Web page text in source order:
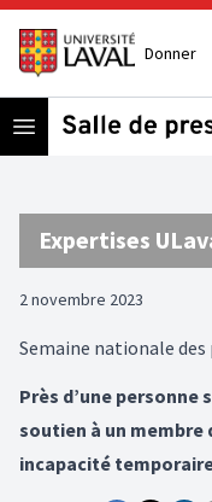
Donner
Open menu
Expertises
2 novembre 2023
Semaine nationale
Près d’une personne
soutien à un membre
incapacité